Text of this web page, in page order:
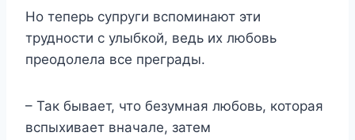
Но теперь супруги вспоминают эти
трудности с улыбкой, ведь их любовь
преодолела все преграды.
– Так бывает, что безумная любовь, которая
вспыхивает вначале, затем